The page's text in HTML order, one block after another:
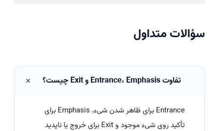
سؤالات متداول
تفاوت Entrance، Emphasis و Exit چیست؟
Entrance برای ظاهر شدن شیء، Emphasis برای
تأکید روی شیء موجود و Exit برای خروج یا ناپدید